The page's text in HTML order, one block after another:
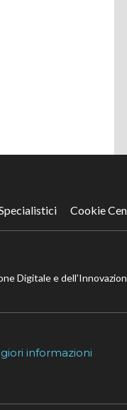
Cookie
Digitale e
informazioni